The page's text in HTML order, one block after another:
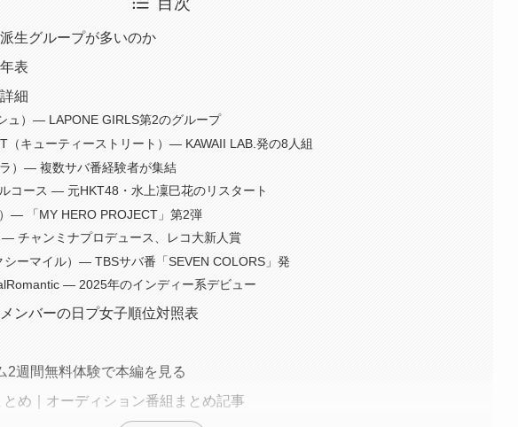
生グループが多いのか
表
細
ュ）— LAPONE GIRLS第2のグループ
（キューティーストリート）— KAWAII LAB.発の8人組
）— 複数サバ番経験者が集結
コース — 元HKT48・水上凜巳花のリスタート
— 「MY HERO PROJECT」第2弾
— チャンミナプロデュース、レコ大新人賞
シーマイル）— TBSサバ番「SEVEN COLORS」発
— 2025年のインディー系デビュー
ンバーの日プ女子順位対照表
2週間無料体験で本編を見る
め｜オーディション番組まとめ記事